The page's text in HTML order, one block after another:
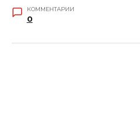
КОММЕНТАРИИ
0